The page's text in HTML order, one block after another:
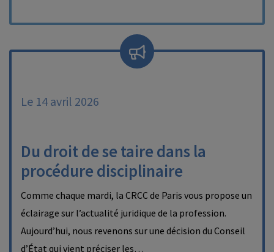
Le 14 avril 2026
Du droit de se taire dans la
procédure disciplinaire
Comme chaque mardi, la CRCC de Paris vous propose un
éclairage sur l’actualité juridique de la profession.
Aujourd’hui, nous revenons sur une décision du Conseil
d’État qui vient préciser les…